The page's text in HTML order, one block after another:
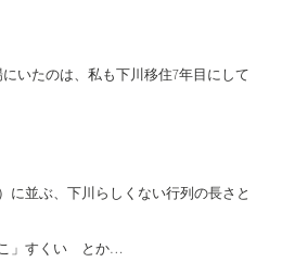
いたのは、私も下川移住7年目にして
に並ぶ、下川らしくない行列の長さと
こ」すくい とか…